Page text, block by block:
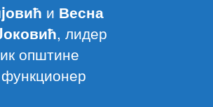
и Весна
, лидер
општине